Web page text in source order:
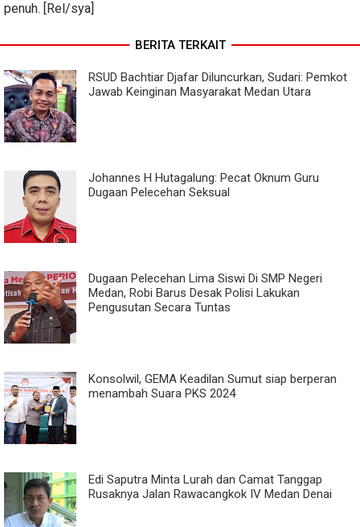
penuh. [Rel/sya]
BERITA TERKAIT
RSUD Bachtiar Djafar Diluncurkan, Sudari: Pemkot
Jawab Keinginan Masyarakat Medan Utara
Johannes H Hutagalung: Pecat Oknum Guru
Dugaan Pelecehan Seksual
Dugaan Pelecehan Lima Siswi Di SMP Negeri
Medan, Robi Barus Desak Polisi Lakukan
Pengusutan Secara Tuntas
Konsolwil, GEMA Keadilan Sumut siap berperan
menambah Suara PKS 2024
Edi Saputra Minta Lurah dan Camat Tanggap
Rusaknya Jalan Rawacangkok IV Medan Denai